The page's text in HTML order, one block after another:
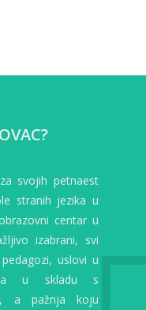
svojih petnaest
stranih jezika u
centar u
izabrani, svi
uslovi u
u skladu s
a pažnja koju